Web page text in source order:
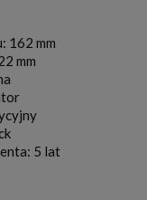
162 mm
mm
5 lat